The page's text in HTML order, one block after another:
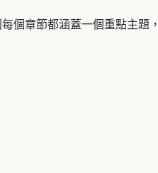
每個章節都涵蓋一個重點主